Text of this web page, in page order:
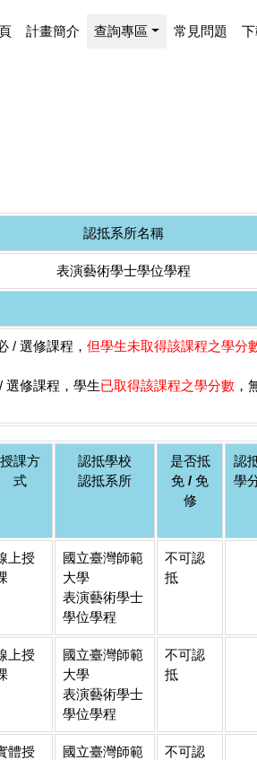
計畫簡介 查詢專區 常見問題
認抵系所名稱
表演藝術學士學位學程
/ 選修課程， 但學生未取得該課程之學分
選修課程，學生已取得該課程之學分數 ，
授課方
式
認抵學校
認抵系所
是否抵
免 / 免
修
認
學
上授
國立臺灣師範
大學
表演藝術學士
學位學程
不可認
抵
上授
國立臺灣師範
大學
表演藝術學士
學位學程
不可認
抵
體授
國立臺灣師範
不可認